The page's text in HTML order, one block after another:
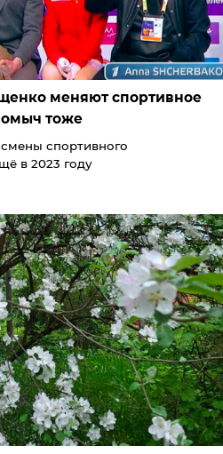
меняют спортивное
тоже
спортивного
в 2023 году